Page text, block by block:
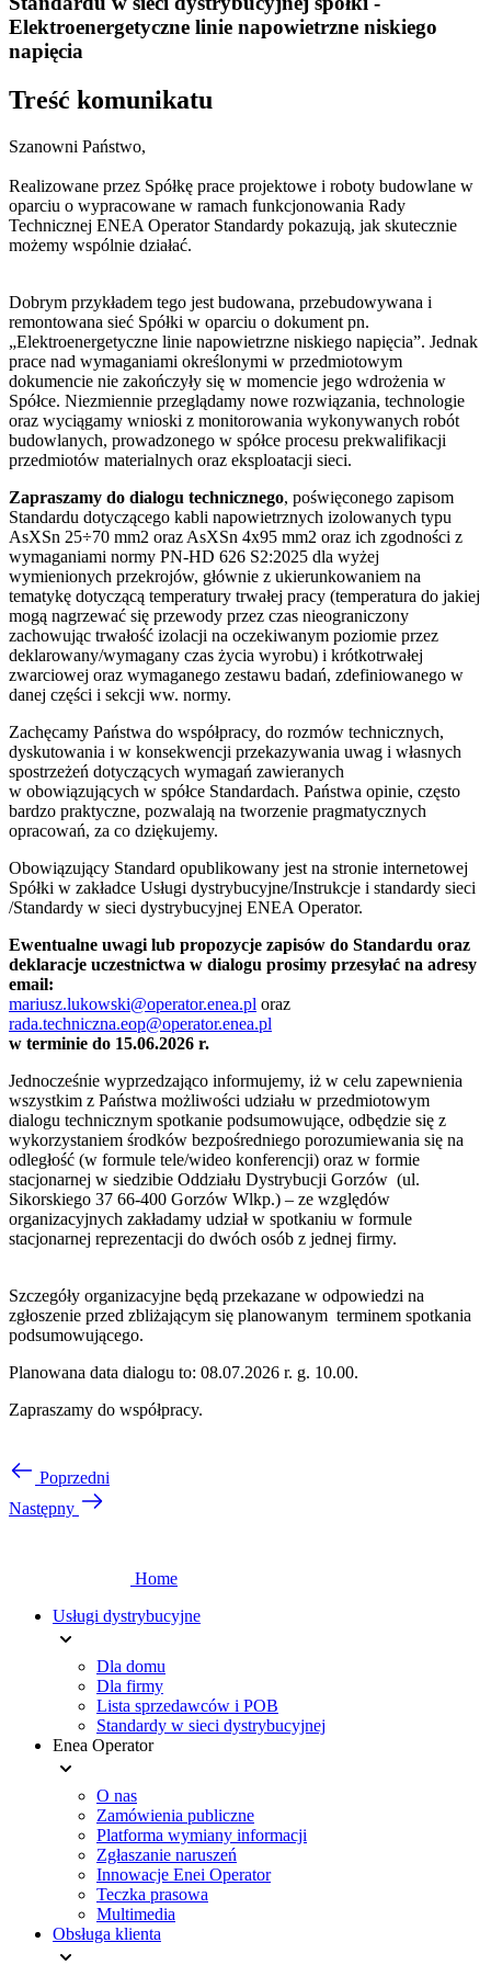
Elektroenergetyczne linie napowietrzne niskiego
napięcia
Treść komunikatu
Szanowni Państwo,
Realizowane przez Spółkę prace projektowe i roboty budowlane w
oparciu o wypracowane w ramach funkcjonowania Rady
Technicznej ENEA Operator Standardy pokazują, jak skutecznie
możemy wspólnie działać.
Dobrym przykładem tego jest budowana, przebudowywana i
remontowana sieć Spółki w oparciu o dokument pn.
„Elektroenergetyczne linie napowietrzne niskiego napięcia”. Jednak
prace nad wymaganiami określonymi w przedmiotowym
dokumencie nie zakończyły się w momencie jego wdrożenia w
Spółce. Niezmiennie przeglądamy nowe rozwiązania, technologie
oraz wyciągamy wnioski z monitorowania wykonywanych robót
budowlanych, prowadzonego w spółce procesu prekwalifikacji
przedmiotów materialnych oraz eksploatacji sieci.
Zapraszamy do dialogu technicznego, poświęconego zapisom
Standardu dotyczącego kabli napowietrznych izolowanych typu
AsXSn 25÷70 mm2 oraz AsXSn 4x95 mm2 oraz ich zgodności z
wymaganiami normy PN-HD 626 S2:2025 dla wyżej
wymienionych przekrojów, głównie z ukierunkowaniem na
tematykę dotyczącą temperatury trwałej pracy (temperatura do jakiej
mogą nagrzewać się przewody przez czas nieograniczony
zachowując trwałość izolacji na oczekiwanym poziomie przez
deklarowany/wymagany czas życia wyrobu) i krótkotrwałej
zwarciowej oraz wymaganego zestawu badań, zdefiniowanego w
danej części i sekcji ww. normy.
Zachęcamy Państwa do współpracy, do rozmów technicznych,
dyskutowania i w konsekwencji przekazywania uwag i własnych
spostrzeżeń dotyczących wymagań zawieranych
w obowiązujących w spółce Standardach. Państwa opinie, często
bardzo praktyczne, pozwalają na tworzenie pragmatycznych
opracowań, za co dziękujemy.
Obowiązujący Standard opublikowany jest na stronie internetowej
Spółki w zakładce Usługi dystrybucyjne/Instrukcje i standardy sieci
/Standardy w sieci dystrybucyjnej ENEA Operator.
Ewentualne uwagi lub propozycje zapisów do Standardu oraz
deklaracje uczestnictwa w dialogu prosimy przesyłać na adresy
email:
mariusz.lukowski@operator.enea.pl oraz
rada.techniczna.eop@operator.enea.pl
w terminie do 15.06.2026 r.
Jednocześnie wyprzedzająco informujemy, iż w celu zapewnienia
wszystkim z Państwa możliwości udziału w przedmiotowym
dialogu technicznym spotkanie podsumowujące, odbędzie się z
wykorzystaniem środków bezpośredniego porozumiewania się na
odległość (w formule tele/wideo konferencji) oraz w formie
stacjonarnej w siedzibie Oddziału Dystrybucji Gorzów (ul.
Sikorskiego 37 66-400 Gorzów Wlkp.) – ze względów
organizacyjnych zakładamy udział w spotkaniu w formule
stacjonarnej reprezentacji do dwóch osób z jednej firmy.
Szczegóły organizacyjne będą przekazane w odpowiedzi na
zgłoszenie przed zbliżającym się planowanym terminem spotkania
podsumowującego.
Planowana data dialogu to: 08.07.2026 r. g. 10.00.
Zapraszamy do współpracy.
Poprzedni
Następny
Home
Usługi dystrybucyjne
Dla domu
Dla firmy
Lista sprzedawców i POB
Standardy w sieci dystrybucyjnej
Enea Operator
O nas
Zamówienia publiczne
Platforma wymiany informacji
Zgłaszanie naruszeń
Innowacje Enei Operator
Teczka prasowa
Multimedia
Obsługa klienta